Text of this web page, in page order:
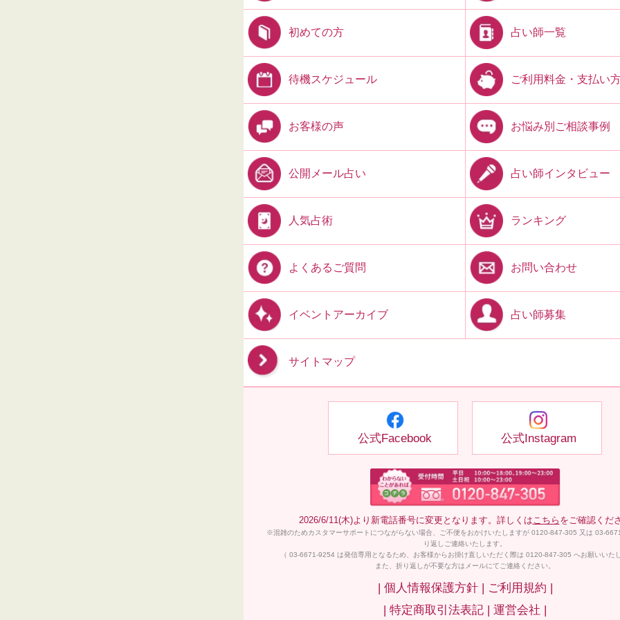
初めての方 占い師一覧
待機スケジュール ご利用料金・支払い
お客様の声 お悩み別ご相談事例
公開メール占い 占い師インタビュー
人気占術 ランキング
よくあるご質問 お問い合わせ
イベントアーカイブ 占い師募集
サイトマップ
公式Facebook 公式Instagram
2026/6/11(木)より新電話番号に変更となります。詳しくはこちら をご確認くだ
※混雑のためカスタマーサポートにつながらない場合、ご不便をおかけいたしますが 0120-847-305 又は 03-
り返しご連絡いたします。
（ 03-6671-9254 は発信専用となるため、お客様からお掛け直しいただく際は 0120-847-305 へお願いいた
また、折り返しが不要な方はメールにてご連絡ください。
| 個人情報保護方針 |
ご利用規約 |
| 特定商取引法表記 |
運営会社 |